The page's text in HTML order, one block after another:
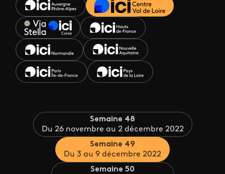
Semaine 48
Du 26 novembre au 2 décembre 2022
Semaine 49
Du 3 au 9 décembre 2022
Semaine 50